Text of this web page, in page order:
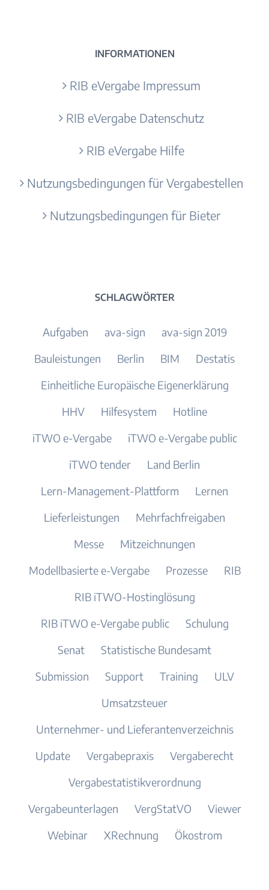
INFORMATIONEN
RIB eVergabe Impressum
RIB eVergabe Datenschutz
RIB eVergabe Hilfe
Nutzungsbedingungen für Vergabestellen
Nutzungsbedingungen für Bieter
SCHLAGWÖRTER
Aufgaben ava-sign
ava-sign 2019
Bauleistungen
Berlin BIM
Destatis
Einheitliche Europäische Eigenerklärung
HHV
Hilfesystem
Hotline
iTWO e-Vergabe
iTWO e-Vergabe public
iTWO tender
Land Berlin
Lern-Management-Plattform
Lernen
Lieferleistungen
Mehrfachfreigaben
Messe
Mitzeichnungen
Modellbasierte e-Vergabe
Prozesse
RIB
RIB iTWO-Hostinglösung
RIB iTWO e-Vergabe public
Schulung
Senat
Statistische Bundesamt
Submission
Support Training
ULV
Umsatzsteuer
Unternehmer- und Lieferantenverzeichnis
Update
Vergabepraxis
Vergaberecht
Vergabestatistikverordnung
Vergabeunterlagen
VergStatVO
Viewer
Webinar
XRechnung Ökostrom